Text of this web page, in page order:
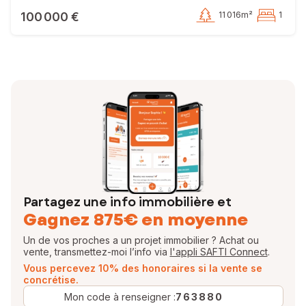
100 000 € 11 016m² 1
Partagez une info immobilière et
Gagnez 875€ en moyenne
Un de vos proches a un projet immobilier ? Achat ou
vente, transmettez-moi l’info via l'appli SAFTI Connect.
Vous percevez 10% des honoraires si la vente se
concrétise.
Mon code à renseigner :763880